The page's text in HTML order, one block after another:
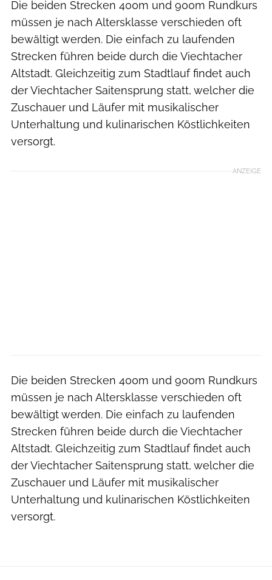
Die beiden Strecken 400m und 900m Rundkurs
müssen je nach Altersklasse verschieden oft
bewältigt werden. Die einfach zu laufenden
Strecken führen beide durch die Viechtacher
Altstadt. Gleichzeitig zum Stadtlauf findet auch
der Viechtacher Saitensprung statt, welcher die
Zuschauer und Läufer mit musikalischer
Unterhaltung und kulinarischen Köstlichkeiten
versorgt.
ANZEIGE
Die beiden Strecken 400m und 900m Rundkurs
müssen je nach Altersklasse verschieden oft
bewältigt werden. Die einfach zu laufenden
Strecken führen beide durch die Viechtacher
Altstadt. Gleichzeitig zum Stadtlauf findet auch
der Viechtacher Saitensprung statt, welcher die
Zuschauer und Läufer mit musikalischer
Unterhaltung und kulinarischen Köstlichkeiten
versorgt.